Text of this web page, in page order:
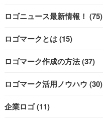
ロゴニュース最新情報！ (75)
ロゴマークとは (15)
ロゴマーク作成の方法 (37)
ロゴマーク活用ノウハウ (30)
企業ロゴ (11)